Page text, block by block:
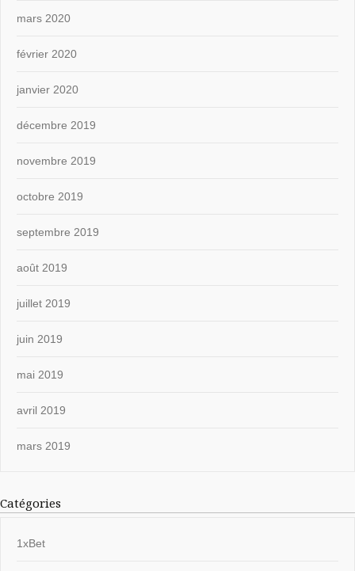
mars 2020
février 2020
janvier 2020
décembre 2019
novembre 2019
octobre 2019
septembre 2019
août 2019
juillet 2019
juin 2019
mai 2019
avril 2019
mars 2019
Catégories
1xBet